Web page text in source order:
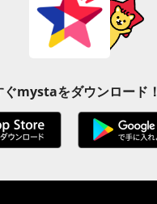
ぐmystaをダウンロード！